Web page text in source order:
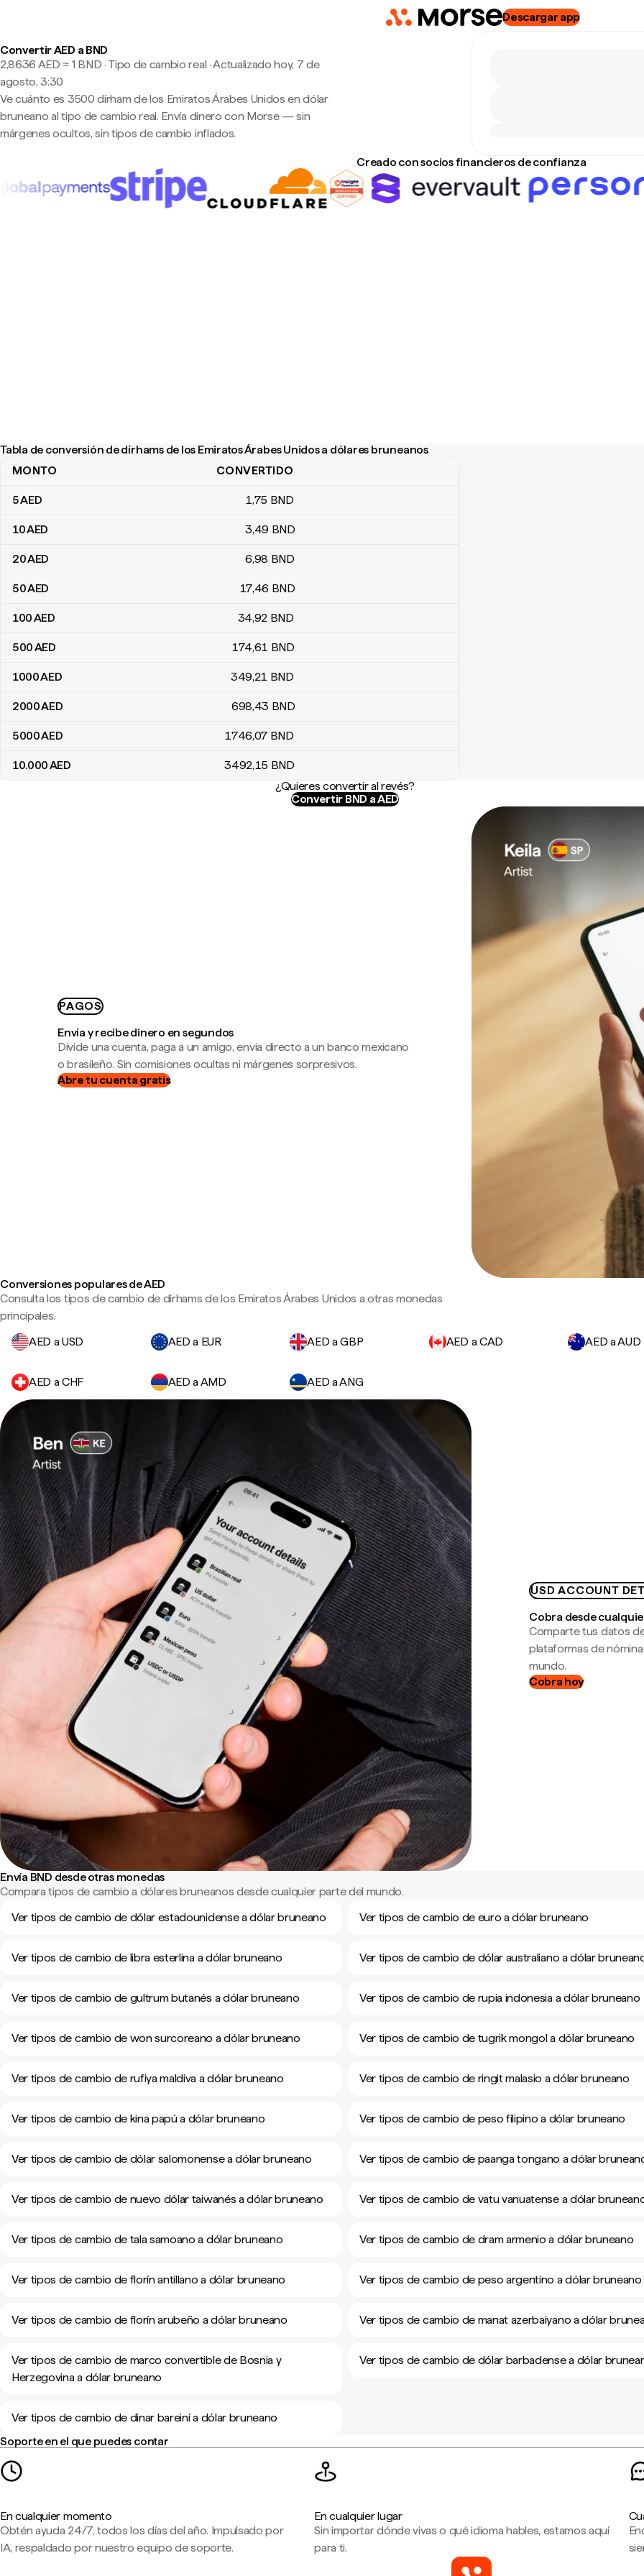
Descargar app
Convertir AED a BND
2,8636 AED ≈ 1 BND · Tipo de cambio real ·Actualizado hoy, 7 de
agosto, 3:30
Ve cuánto es 3500 dírham de los Emiratos Árabes Unidos en dólar
bruneano al tipo de cambio real. Envía dinero con Morse — sin
márgenes ocultos, sin tipos de cambio inflados.
Creado con socios financieros de confianza
Tabla de conversión de dírhams de los Emiratos Árabes Unidos a dólares bruneanos
Tabla de conversión de dírhams de los Emiratos Árabes Unidos a dólares bruneanos
MONTO CONVERTIDO
5AED 1,75 BND
10AED 3,49 BND
20AED 6,98 BND
50AED 17,46 BND
100AED 34,92 BND
500AED 174,61 BND
1000AED 349,21 BND
2000AED 698,43 BND
5000AED 1746,07 BND
10.000AED 3492,15 BND
¿Quieres convertir al revés?
Convertir BND a AED
PAGOS
Envía y recibe dinero en segundos
Divide una cuenta, paga a un amigo, envía directo a un banco mexicano
o brasileño. Sin comisiones ocultas ni márgenes sorpresivos.
Abre tu cuenta gratis
Conversiones populares de AED
Consulta los tipos de cambio de dírhams de los Emiratos Árabes Unidos a otras monedas
principales.
AED a USD
AED a EUR AED a GBP AED a CAD AED a AUD
AED a CHF AED a AMD AED a ANG
USD ACCOUNT
Cobra desde
Comparte tus datos
plataformas de
mundo.
Cobra hoy
Envía BND desde otras monedas
Compara tipos de cambio a dólares bruneanos desde cualquier parte del mundo.
Ver tipos de cambio de dólar estadounidense a dólar bruneano
Ver tipos de cambio de euro a dólar bruneano
Ver tipos de cambio de libra esterlina a dólar bruneano Ver tipos de cambio de dólar australiano a dólar
Ver tipos de cambio de gultrum butanés a dólar bruneano Ver tipos de cambio de rupia indonesia a dólar bruneano
Ver tipos de cambio de won surcoreano a dólar bruneano Ver tipos de cambio de tugrik mongol a dólar bruneano
Ver tipos de cambio de rufiya maldiva a dólar bruneano Ver tipos de cambio de ringit malasio a dólar bruneano
Ver tipos de cambio de kina papú a dólar bruneano Ver tipos de cambio de peso filipino a dólar bruneano
Ver tipos de cambio de dólar salomonense a dólar bruneano Ver tipos de cambio de paanga tongano a dólar
Ver tipos de cambio de nuevo dólar taiwanés a dólar bruneano Ver tipos de cambio de vatu vanuatense a dólar
Ver tipos de cambio de tala samoano a dólar bruneano Ver tipos de cambio de dram armenio a dólar bruneano
Ver tipos de cambio de florín antillano a dólar bruneano Ver tipos de cambio de peso argentino a dólar bruneano
Ver tipos de cambio de florín arubeño a dólar bruneano Ver tipos de cambio de manat azerbaiyano a dólar
Ver tipos de cambio de marco convertible de Bosnia y
Herzegovina a dólar bruneano
Ver tipos de cambio de dólar barbadense a dólar
Ver tipos de cambio de dinar bareiní a dólar bruneano
Soporte en el que puedes contar
En cualquier momento
Obtén ayuda 24/7, todos los días del año. Impulsado por
IA, respaldado por nuestro equipo de soporte.
En cualquier lugar
Sin importar dónde vivas o qué idioma hables, estamos aquí
para ti.